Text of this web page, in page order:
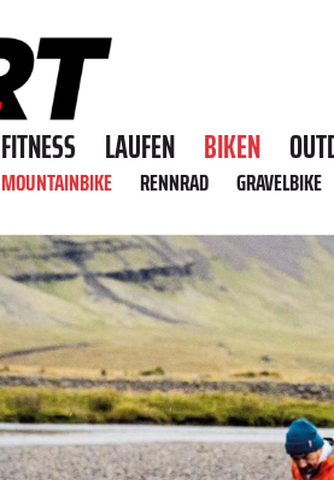
FITNESS LAUFEN BIKEN
MOUNTAINBIKE RENNRAD GRAVELBIKE